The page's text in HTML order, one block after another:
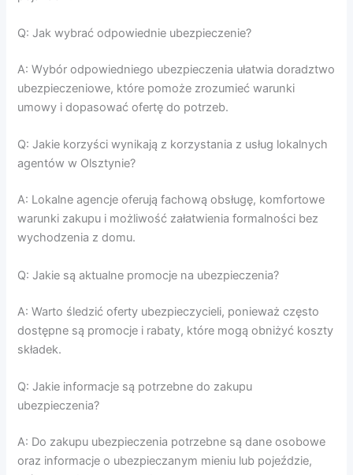
Q: Jak wybrać odpowiednie ubezpieczenie?
A: Wybór odpowiedniego ubezpieczenia ułatwia doradztwo
ubezpieczeniowe, które pomoże zrozumieć warunki
umowy i dopasować ofertę do potrzeb.
Q: Jakie korzyści wynikają z korzystania z usług lokalnych
agentów w Olsztynie?
A: Lokalne agencje oferują fachową obsługę, komfortowe
warunki zakupu i możliwość załatwienia formalności bez
wychodzenia z domu.
Q: Jakie są aktualne promocje na ubezpieczenia?
A: Warto śledzić oferty ubezpieczycieli, ponieważ często
dostępne są promocje i rabaty, które mogą obniżyć koszty
składek.
Q: Jakie informacje są potrzebne do zakupu
ubezpieczenia?
A: Do zakupu ubezpieczenia potrzebne są dane osobowe
oraz informacje o ubezpieczanym mieniu lub pojeździe,